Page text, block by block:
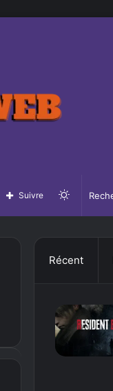
Switch
skin
Suivre
Récent